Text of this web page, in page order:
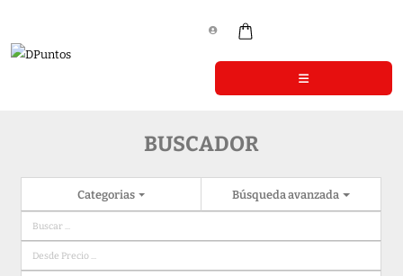
BUSCADOR
Categorias Búsqueda avanzada